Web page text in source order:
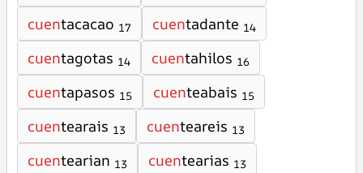
cuentacacao 17 cuentadante 14
cuentagotas 14 cuentahilos 16
cuentapasos 15 cuenteabais 15
cuentearais 13 cuenteareis 13
cuentearian 13 cuentearias 13